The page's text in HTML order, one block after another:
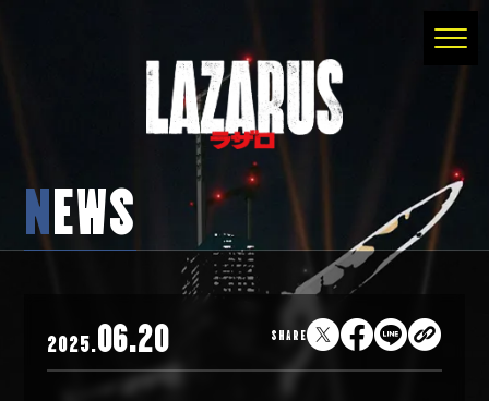
NEWS
2025.06.20 SHARE